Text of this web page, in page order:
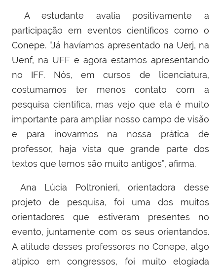
A estudante avalia positivamente a
participação em eventos científicos como o
Conepe. “Já havíamos apresentado na Uerj, na
Uenf, na UFF e agora estamos apresentando
no IFF. Nós, em cursos de licenciatura,
costumamos ter menos contato com a
pesquisa científica, mas vejo que ela é muito
importante para ampliar nosso campo de visão
e para inovarmos na nossa prática de
professor, haja vista que grande parte dos
textos que lemos são muito antigos”, afirma.
Ana Lúcia Poltronieri, orientadora desse
projeto de pesquisa, foi uma dos muitos
orientadores que estiveram presentes no
evento, juntamente com os seus orientandos.
A atitude desses professores no Conepe, algo
atípico em congressos, foi muito elogiada